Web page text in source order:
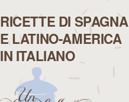
RICETTE DI SPAGNA
E LATINO-AMERICA
IN ITALIANO